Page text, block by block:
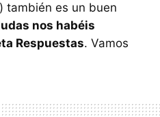
también es un buen
nos habéis
Respuestas. Vamos